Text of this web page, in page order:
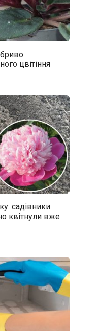
цвітіння
садівники
квітнули вже